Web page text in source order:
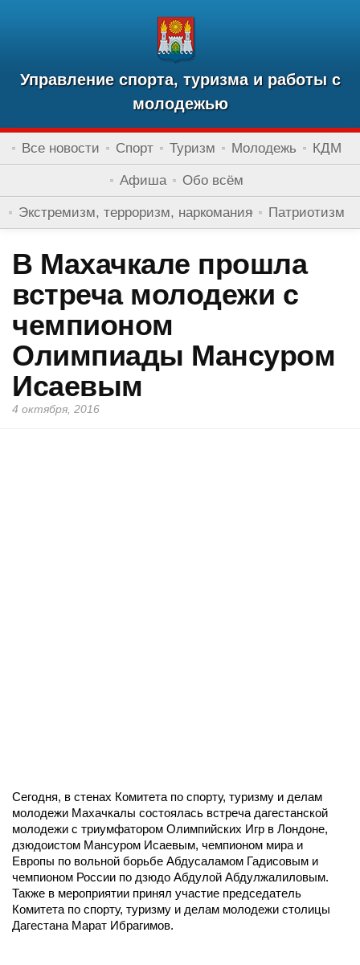
Управление спорта, туризма и работы с
молодежью
Все новости Спорт Туризм Молодежь КДМ
Афиша Обо всём
Экстремизм, терроризм, наркомания Патриотизм
В Махачкале прошла
встреча молодежи с
чемпионом
Олимпиады Мансуром
Исаевым
4 октября, 2016
Сегодня, в стенах Комитета по спорту, туризму и делам
молодежи Махачкалы состоялась встреча дагестанской
молодежи с триумфатором Олимпийских Игр в Лондоне,
дзюдоистом Мансуром Исаевым, чемпионом мира и
Европы по вольной борьбе Абдусаламом Гадисовым и
чемпионом России по дзюдо Абдулой Абдулжалиловым.
Также в мероприятии принял участие председатель
Комитета по спорту, туризму и делам молодежи столицы
Дагестана Марат Ибрагимов.